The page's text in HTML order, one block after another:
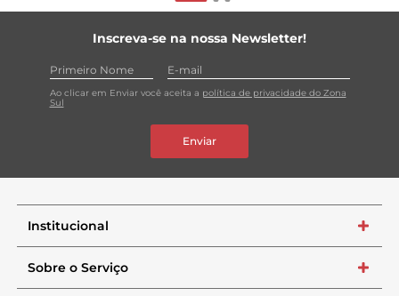
Inscreva-se na nossa Newsletter!
Ao clicar em Enviar você aceita a política de privacidade do Zona
Sul
Enviar
Institucional +
Sobre o Serviço +